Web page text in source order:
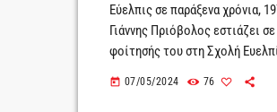
Εύελπις σε παράξενα χρόνια,
Γιάννης Πριόβολος εστιάζει
φοίτησής του στη Σχολή
αναμφισβήτητα, άγγιξαν την
today 07/05/2024 76